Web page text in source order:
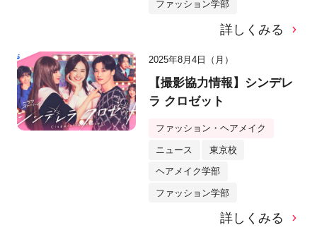
ファッション学部
詳しくみる
2025年8月4日（月）
【撮影協力情報】シンデレ
ラ クロゼット
ファッション・ヘアメイク
ニュース 東京校
ヘアメイク学部
ファッション学部
詳しくみる